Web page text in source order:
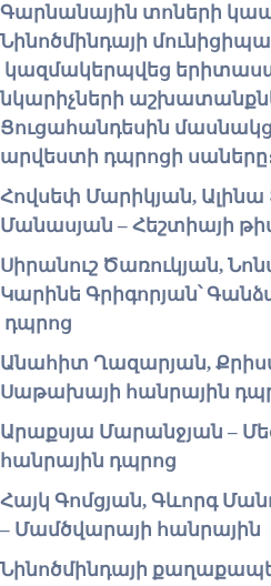
Գարնանային տոների
Նինոծմինդայի
կազմակերպվեց
նկարիչների
Ցուցահանդեսին
արվեստի դպրոցի
Հովսեփ Մարիկյան,
Մանասյան – Հեշտիայի
Սիրանուշ Ծառուկյան,
Կարինե Գրիգորյան՝
դպրոց
Անահիտ Ղազարյան,
Սաթախայի հանրային
Արաքսյա Մարանջյան –
հանրային դպրոց
Հայկ Գոմցյան, Գևորգ
– Մամծվարայի հանրային
Նինոծմինդայի